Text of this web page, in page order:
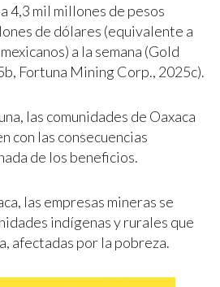
4,3 mil millones de pesos
de dólares (equivalente a
a la semana (Gold
Fortuna Mining Corp., 2025c).
las comunidades de Oaxaca
con las consecuencias
de los beneficios.
las empresas mineras se
indígenas y rurales que
afectadas por la pobreza.